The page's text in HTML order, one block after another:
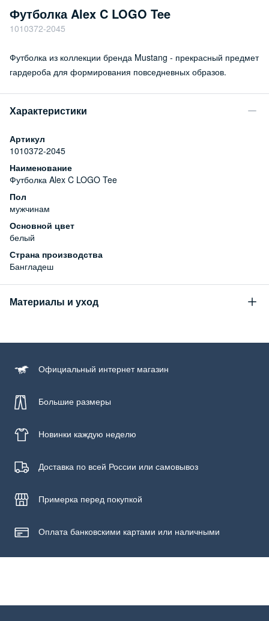
Футболка Alex C LOGO Tee
1010372-2045
Футболка из коллекции бренда Mustang - прекрасный предмет
гардероба для формирования повседневных образов.
Характеристики
Артикул
1010372-2045
Наименование
Футболка Alex C LOGO Tee
Пол
мужчинам
Основной цвет
белый
Страна производства
Бангладеш
Материалы и уход
100% хлопок
Официальный интернет магазин
Большие размеры
Новинки каждую неделю
Доставка по всей России или самовывоз
Примерка перед покупкой
Оплата банковскими картами или наличными